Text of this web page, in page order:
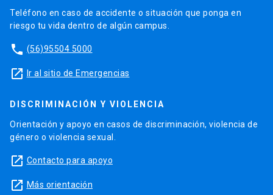
Teléfono en caso de accidente o situación que ponga en
riesgo tu vida dentro de algún campus.
phone (56)95504 5000
launch Ir al sitio de Emergencias
DISCRIMINACIÓN Y VIOLENCIA
Orientación y apoyo en casos de discriminación, violencia de
género o violencia sexual.
launch Contacto para apoyo
launch Más orientación